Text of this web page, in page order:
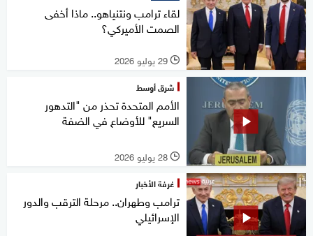
لقاء ترامب ونتنياهو.. ماذا أخفى
الصمت الأميركي؟
l 29 يوليو 2026
شرق أوسط
الأمم المتحدة تحذر من "التدهور
السريع" للأوضاع في الضفة
l 28 يوليو 2026
غرفة الأخبار
ترامب وطهران.. مرحلة الترقب والدور
الإسرائيلي